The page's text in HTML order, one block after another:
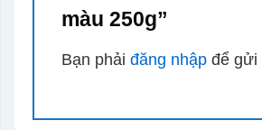
màu 250g”
Bạn phải đăng nhậpđể gửi